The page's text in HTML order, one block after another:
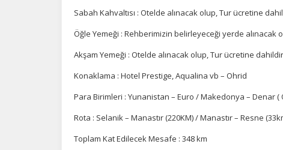
Sabah Kahvaltısı : Otelde alınacak olup, Tur ücretine
Öğle Yemeği : Rehberimizin belirleyeceği yerde alınacak
Akşam Yemeği : Otelde alınacak olup, Tur ücretine
Konaklama : Hotel Prestige, Aqualina vb – Ohrid
Para Birimleri : Yunanistan – Euro / Makedonya – Denar (
Rota : Selanik – Manastır (220KM) / Manastır – Resne
Toplam Kat Edilecek Mesafe : 348 km